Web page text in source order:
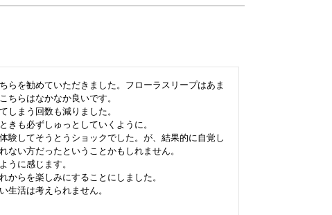
らを勧めていただきました。フローラスリープはあま
ちらはなかなか良いです。
しまう回数も減りました。
きも必ずしゅっとしていくように。
験してそうとうショックでした。が、結果的に自覚し
ない方だったということかもしれません。
うに感じます。
からを楽しみにすることにしました。
生活は考えられません。